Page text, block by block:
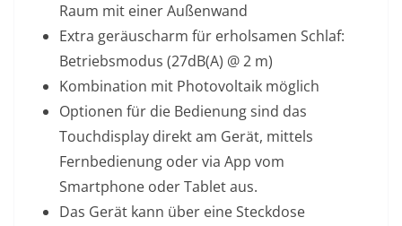
Raum mit einer Außenwand
Extra geräuscharm für erholsamen Schlaf:
Betriebsmodus (27dB(A) @ 2 m)
Kombination mit Photovoltaik möglich
Optionen für die Bedienung sind das
Touchdisplay direkt am Gerät, mittels
Fernbedienung oder via App vom
Smartphone oder Tablet aus.
Das Gerät kann über eine Steckdose